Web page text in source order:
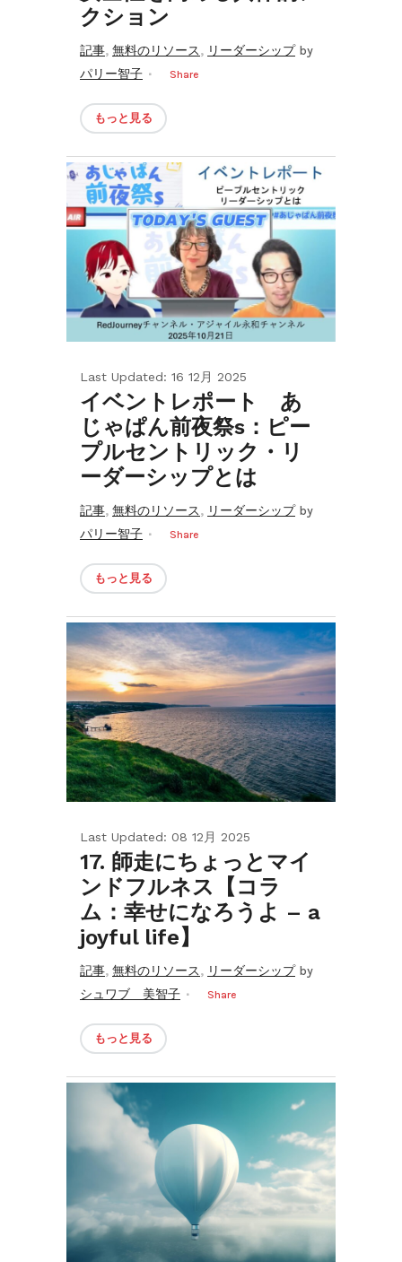
クション
記事, 無料のリソース, リーダーシップ by
パリー智子
Share
もっと見る
Last Updated: 16 12月 2025
イベントレポート あ
じゃぱん前夜祭s：ピー
プルセントリック・リ
ーダーシップとは
記事, 無料のリソース, リーダーシップ by
パリー智子
Share
もっと見る
Last Updated: 08 12月 2025
17. 師走にちょっとマイ
ンドフルネス【コラ
ム：幸せになろうよ – a
joyful life】
記事, 無料のリソース, リーダーシップ by
シュワブ 美智子
Share
もっと見る